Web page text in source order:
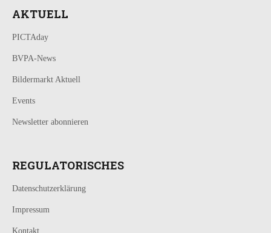
AKTUELL
PICTAday
BVPA-News
Bildermarkt Aktuell
Events
Newsletter abonnieren
REGULATORISCHES
Datenschutzerklärung
Impressum
Kontakt